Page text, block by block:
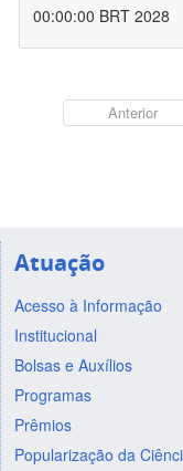
00:00:00 BRT 2028
Anterior
Atuação
Acesso à Informação
Institucional
Bolsas e Auxílios
Programas
Prêmios
Popularização da